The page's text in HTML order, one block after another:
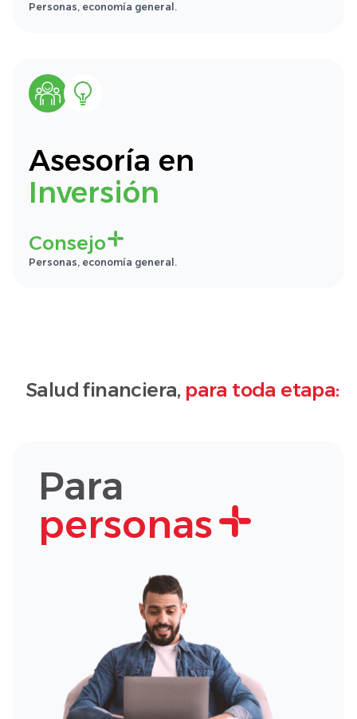
Personas, economía general.
Asesoría en
Inversión
Consejo
Personas, economía general.
Salud financiera, para toda etapa:
Para
personas